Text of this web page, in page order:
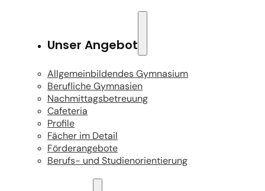
Unser Angebot
Allgemeinbildendes Gymnasium
Berufliche Gymnasien
Nachmittagsbetreuung
Cafeteria
Profile
Fächer im Detail
Förderangebote
Berufs- und Studienorientierung